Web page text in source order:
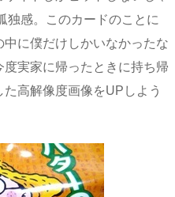
独感。このカードのことに
に僕だけしかいなかったな
実家に帰ったときに持ち帰
高解像度画像をUPしよう